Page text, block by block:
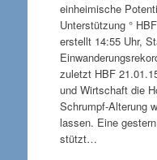
einheimische
Unterstützung °
erstellt 14:55 Uhr,
zuletzt HBF
und Wirtschaft die
Schrumpf-Alterung
lassen. Eine
stützt…